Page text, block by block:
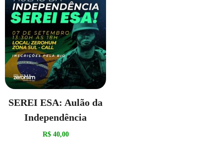
SEREI ESA: Aulão da
Independência
R$40,00